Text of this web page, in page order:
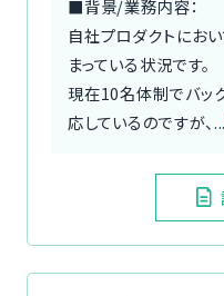
■背景/業務内容：
自社プロダクトにお
まっている状況です。
現在10名体制でバッ
応しているのですが、